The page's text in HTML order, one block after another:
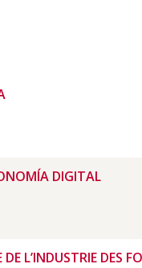
DIGITAL
L’INDUSTRIE DES